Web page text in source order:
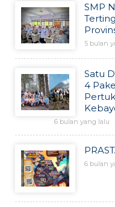
SMP
5 bulan
Satu
4
6 bulan yang lalu
6 bulan